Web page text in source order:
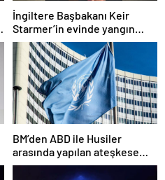
İngiltere Başbakanı Keir
Starmer’in evinde yangın
çıktı
BM’den ABD ile Husiler
arasında yapılan ateşkese
ilişkin değerlendirme